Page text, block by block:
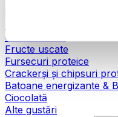
Gustări proteice
Carne uscată
Fructe uscate
Fursecuri proteice
Crackerși și chipsuri
Batoane energizante &
Ciocolată
Alte gustări